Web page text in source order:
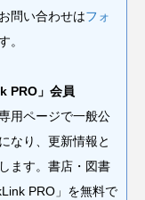
問い合わせはフォ
。
PRO」会員
用ページで一般公
なり、更新情報と
ます。書店・図書
PRO」を無料で